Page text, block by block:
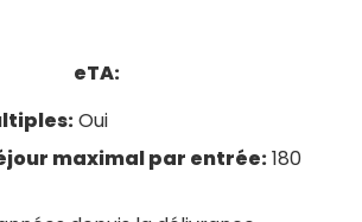
eTA:
Oui
maximal par entrée:180